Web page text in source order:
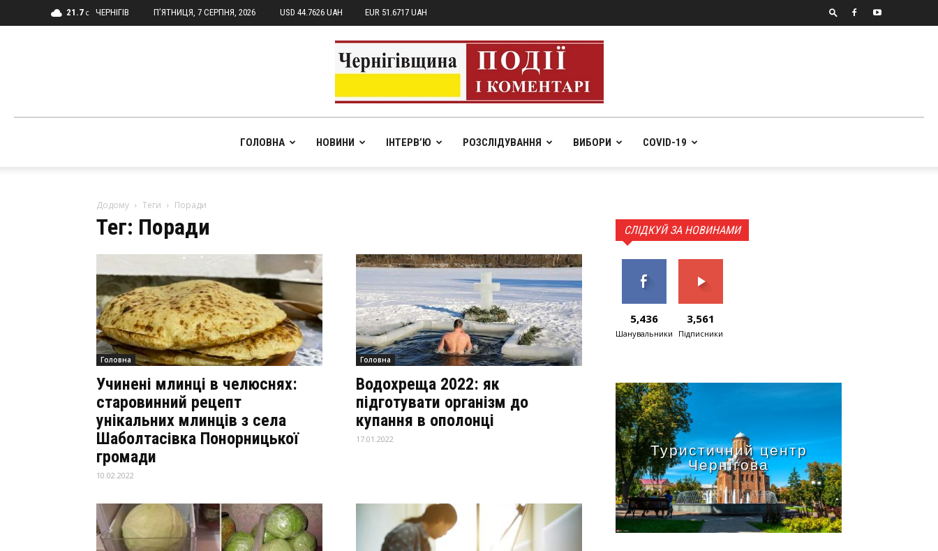
21.7 C ЧЕРНІГІВ П’ЯТНИЦЯ, 7 СЕРПНЯ, 2026 USD 44.7626 UAH EUR 51.6717 UAH
pik.in.ua
ГОЛОВНА НОВИНИ ІНТЕРВ’Ю РОЗСЛІДУВАННЯ ВИБОРИ COVID-19
Додому Теги Поради
Тег: Поради
Головна
Учинені млинці в челюснях:
старовинний рецепт
унікальних млинців з села
Шаболтасівка Понорницької
громади
10.02.2022
Головна
Водохреща 2022: як
підготувати організм до
купання в ополонці
17.01.2022
СЛІДКУЙ ЗА НОВИНАМИ
5,436
Шанувальники
3,561
Підписники
Туристичний центр
Чернігова